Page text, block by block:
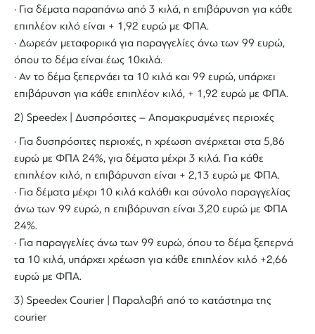
· Για δέματα παραπάνω από 3 κιλά, η επιβάρυνση για κάθε
επιπλέον κιλό είναι + 1,92 ευρώ με ΦΠΑ.
· Δωρεάν μεταφορικά για παραγγελίες άνω των 99 ευρώ,
όπου το δέμα είναι έως 10κιλά.
· Αν το δέμα ξεπερνάει τα 10 κιλά και 99 ευρώ, υπάρχει
επιβάρυνση για κάθε επιπλέον κιλό, + 1,92 ευρώ με ΦΠΑ.
2) Speedex | Δυσπρόσιτες – Απομακρυσμένες περιοχές
· Για δυσπρόσιτες περιοχές, η χρέωση ανέρχεται στα 5,86
ευρώ με ΦΠΑ 24%, για δέματα μέχρι 3 κιλά. Για κάθε
επιπλέον κιλό, η επιβάρυνση είναι + 2,13 ευρώ με ΦΠΑ.
· Για δέματα μέχρι 10 κιλά καλάθι και σύνολο παραγγελίας
άνω των 99 ευρώ, η επιβάρυνση είναι 3,20 ευρώ με ΦΠΑ
24%.
· Για παραγγελίες άνω των 99 ευρώ, όπου το δέμα ξεπερνά
τα 10 κιλά, υπάρχει χρέωση για κάθε επιπλέον κιλό +2,66
ευρώ με ΦΠΑ.
3) Speedex Courier | Παραλαβή από το κατάστημα της
courier